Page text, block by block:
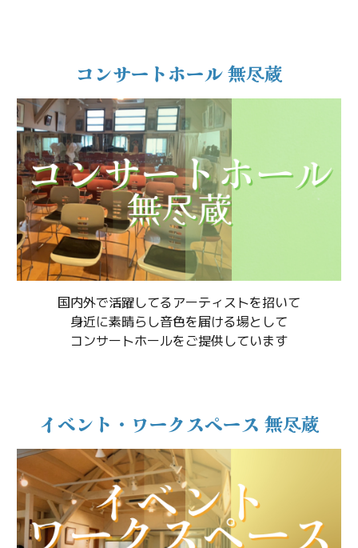
コンサートホール 無尽蔵
国内外で活躍してるアーティストを招いて
身近に素晴らし音色を届ける場として
コンサートホールをご提供しています
イベント・ワークスペース 無尽蔵